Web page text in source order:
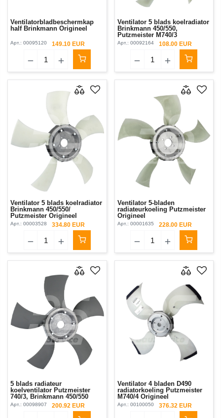
Ventilatorbladbeschermkap
half Brinkmann Origineel
Арт.: 00095120 149.10 EUR
Ventilator 5 blads koelradiator
Brinkmann 450/550,
Putzmeister М740/3
Арт.: 00092164 108.00 EUR
Ventilator 5 blads koelradiator
Brinkmann 450/550/
Putzmeister Origineel
Арт.: 00003528 334.80 EUR
Ventilator 5-bladen
radiateurkoeling Putzmeister
Origineel
Арт.: 00001635 228.00 EUR
5 blads radiateur
koelventilator Putzmeister
740/3, Brinkmann 450/550
Арт.: 00098907 200.92 EUR
Ventilator 4 bladen D490
radiatorkoeling Putzmeister
M740/4 Origineel
Арт.: 00100050 376.32 EUR